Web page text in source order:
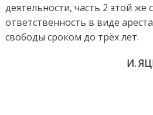
деятельности, часть 2 этой же
ответственность в виде
свободы сроком до трёх лет.
И.